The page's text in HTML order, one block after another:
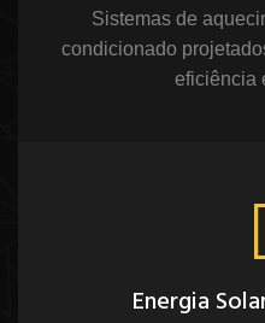
Sistemas de
condicionado
eficiência
Energia